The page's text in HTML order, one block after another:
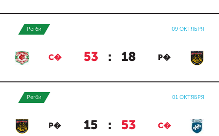
Регби 09 ОКТЯБРЯ
С� 53 : 18 Р�
Регби 01 ОКТЯБРЯ
Р� 15 : 53 С�